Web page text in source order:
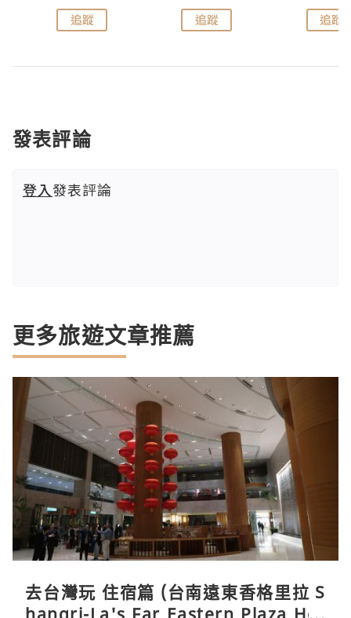
追蹤 追蹤 追蹤
發表評論
登入發表評論
更多旅遊文章推薦
去台灣玩 住宿篇 (台南遠東香格里拉 S